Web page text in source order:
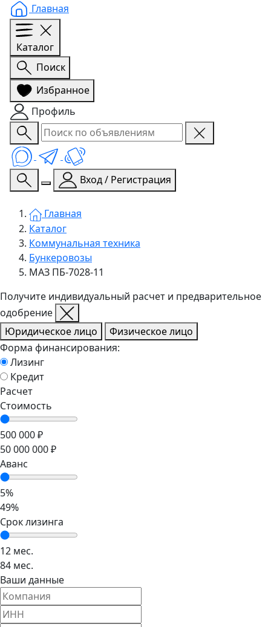
Главная
Каталог
Поиск
Избранное
Профиль
Вход / Регистрация
Главная
Каталог
Коммунальная техника
Бункеровозы
МАЗ ПБ-7028-11
Получите индивидуальный расчет и предварительное
одобрение
Юридическое лицо
Физическое лицо
Форма финансирования:
Лизинг
Кредит
Расчет
Стоимость
500 000 ₽
50 000 000 ₽
Аванс
5%
49%
Срок лизинга
12 мес.
84 мес.
Ваши данные